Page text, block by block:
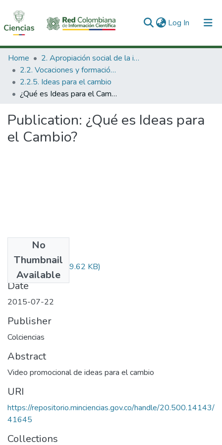
Log In (current)
Communities & Collections
All of DSpace
Statistics
Home
2. Apropiación social de la información en Ciencia Tecnología e Innovación
2.2. Vocaciones y formación de la CTeI
2.2.5. Ideas para el cambio
¿Qué es Ideas para el Cambio?
Publication: ¿Qué es Ideas para
el Cambio?
No
Thumbnail
Available
Audiovisual.pdf(29.62 KB)
Date
2015-07-22
Publisher
Colciencias
Abstract
Video promocional de ideas para el cambio
URI
https://repositorio.minciencias.gov.co/handle/20.500.14143/
41645
Collections